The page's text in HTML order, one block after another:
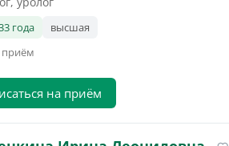
года высшая
приём
на приём